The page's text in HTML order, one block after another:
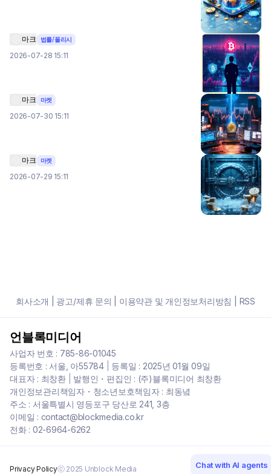
마크 법률/폴리시
2026-07-28 15:11
마크 마켓
2026-07-30 15:11
마크 마켓
2026-07-29 15:11
회사소개 광고/제휴 문의 이용약관 및 개인정보처리방침 RSS
언블록미디어
사업자 번호 : 785-86-01045
등록번호 : 서울, 아55784| 등록일 : 2025년 01월 09일
대표자 : 최창환| 발행인・편집인 : (주)블록미디어 최창환
개인정보관리책임자・청소년보호책임자 : 최동녘
주소 : 서울특별시 영등포구 당산로 241, 3층
이메일 : contact@blockmedia.co.kr
전화 : 02-6964-6262
Privacy Policyⓒ 2025 Unblock Media Chat with AI agents